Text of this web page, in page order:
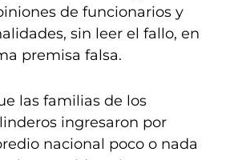
de funcionarios y
sin leer el fallo, en
premisa falsa.
las familias de los
ingresaron por
nacional poco o nada